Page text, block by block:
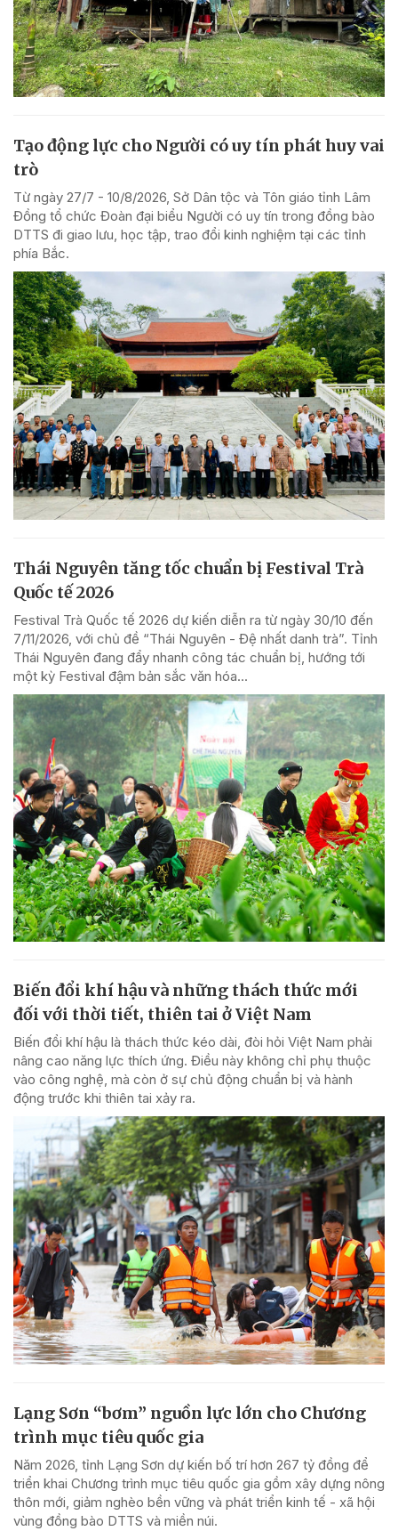
Tạo động lực cho Người có uy tín phát huy vai
trò
Từ ngày 27/7 - 10/8/2026, Sở Dân tộc và Tôn giáo tỉnh Lâm
Đồng tổ chức Đoàn đại biểu Người có uy tín trong đồng bào
DTTS đi giao lưu, học tập, trao đổi kinh nghiệm tại các tỉnh
phía Bắc.
Thái Nguyên tăng tốc chuẩn bị Festival Trà
Quốc tế 2026
Festival Trà Quốc tế 2026 dự kiến diễn ra từ ngày 30/10 đến
7/11/2026, với chủ đề “Thái Nguyên - Đệ nhất danh trà”. Tỉnh
Thái Nguyên đang đẩy nhanh công tác chuẩn bị, hướng tới
một kỳ Festival đậm bản sắc văn hóa...
Biến đổi khí hậu và những thách thức mới
đối với thời tiết, thiên tai ở Việt Nam
Biến đổi khí hậu là thách thức kéo dài, đòi hỏi Việt Nam phải
nâng cao năng lực thích ứng. Điều này không chỉ phụ thuộc
vào công nghệ, mà còn ở sự chủ động chuẩn bị và hành
động trước khi thiên tai xảy ra.
Lạng Sơn “bơm” nguồn lực lớn cho Chương
trình mục tiêu quốc gia
Năm 2026, tỉnh Lạng Sơn dự kiến bố trí hơn 267 tỷ đồng để
triển khai Chương trình mục tiêu quốc gia gồm xây dựng nông
thôn mới, giảm nghèo bền vững và phát triển kinh tế - xã hội
vùng đồng bào DTTS và miền núi.